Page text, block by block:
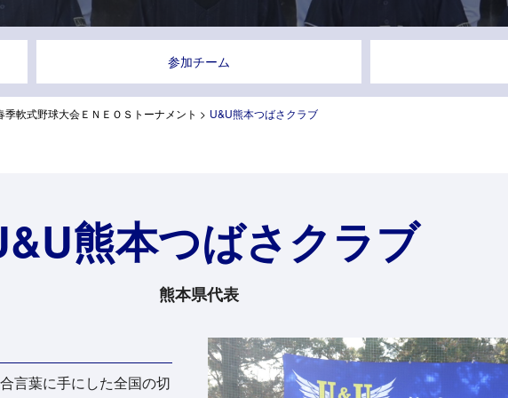
参加チーム
軟式野球大会ＥＮＥＯＳトーナメント > U&U熊本つばさクラブ
熊本つばさクラブ
熊本県代表
言葉に手にした全国の切